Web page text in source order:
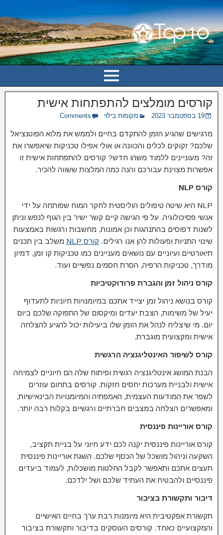
קורסים מומלצים להתפתחות אישית
19 בספטמבר 2023 מקומות בילוי Comments
מרגישים שהגיע הזמן להתקדם בחיים ולממש את מלוא הפוטנציאל
שלכם? זקוקים לכלים והכוונה או אולי אפילו טכניקות שיאפשרו את
זה? מעוניינים ללמוד משהו חדש? קורסים להתפתחות אישית זו
אפשרות מצוינת עבורכם והנה כמה המלצות ששווה להכיר.
קורס NLP
NLP היא שיטה טיפולים הוליסטית לחקר המוח שפותחה על ידי
אנשי פסיכולוגיה. על פי הגישה קיים קשר ישיר בין הגוף לנפש וניתן
לשנות דפוסים בהתנהגות וכן אמונות, מחשבות ורגשות באמצעות
שינוי התניות ופעולות להן אנו רגילים. קורס NLP
משלב בין תכנים
תיאורטיים ועיוניים עם נושאים מעניינים כמו טכניקות קו זמן, דמיון
מודרך, טכניקות הרפיה, הסרת חסמים נפשיים ועוד.
קורס ניהול זמן והגברת פרודוקטיביות
קורס בנושא ניהול זמן יצייד אתכם במיומנויות חיוניות לתעדוף
יעיל של משימות, הצבת יעדים ומיקסום של התפוקה שלכם ביום
יום. מי שיצליח לנהל את הזמן שלו ביעילות יכול להגיע להצלחה
אישית ומקצועית מוגברת.
קורס לשיפור האינטליגנציה הרגשית
הבנת המושג אינטליגנציה רגשית ופיתוח שלה הם חיוניים לצמיחה
אישית ולבניית מערכות יחסים חזקות. קורסים בתחום עוזרים
לשפר את המודעות העצמית, האמפתיה והמיומנויות הבינאישיות,
ומאפשרים הצלחה במצבים חברתיים ורגשיים בקלות רבה יותר.
קורס אוריינות פיננסית
קורס אוריינות פיננסית יקנה לכם ידע חיוני על בניית תקציב,
השקעה וניהול מושכל של הכסף שלכם. השגת אוריינות פיננסית
תעצים אתכם ותאפשר לקבל החלטות מושכלות, לעמוד ביעדים
פיננסיים ולהבטיח את העתיד שלכם ושל ילדכם.
דיבור ותקשורת בציבור
תקשורת אפקטיבית היא מיומנות רבת ערך בחיים האישיים
והמקצועיים כאחד. קורסים העוסקים בדיבור ותקשורת בציבור